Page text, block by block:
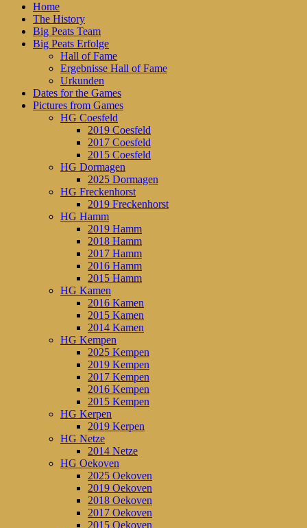
Home
The History
Big Peats Team
Big Peats Erfolge
Hall of Fame
Ergebnisse Hall of Fame
Urkunden
Dates for the Games
Pictures from Games
HG Coesfeld
2019 Coesfeld
2017 Coesfeld
2015 Coesfeld
HG Dormagen
2025 Dormagen
HG Freckenhorst
2019 Freckenhorst
HG Hamm
2019 Hamm
2018 Hamm
2017 Hamm
2016 Hamm
2015 Hamm
HG Kamen
2016 Kamen
2015 Kamen
2014 Kamen
HG Kempen
2025 Kempen
2019 Kempen
2017 Kempen
2016 Kempen
2015 Kempen
HG Kerpen
2019 Kerpen
HG Netze
2014 Netze
HG Oekoven
2025 Oekoven
2019 Oekoven
2018 Oekoven
2017 Oekoven
2015 Oekoven